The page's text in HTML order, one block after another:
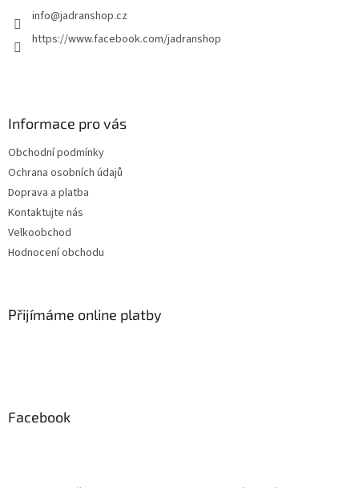
info@jadranshop.cz
https://www.facebook.com/jadranshop
Informace pro vás
Obchodní podmínky
Ochrana osobních údajů
Doprava a platba
Kontaktujte nás
Velkoobchod
Hodnocení obchodu
Přijímáme online platby
Facebook